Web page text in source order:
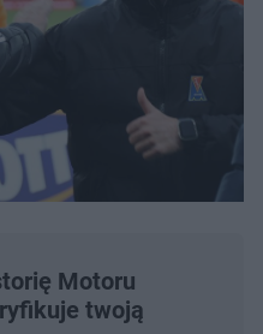
Motoru
twoją